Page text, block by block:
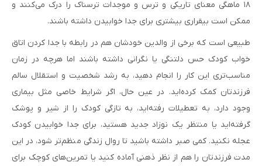
۱۸ ماهگی معنای تاریکی و ترس و موجدات ترسناک را درک می‌کنند و
ممکن است بیقراری بیشتری برای جدا خوابیدن داشته باشند.
طبیعی است که برخی از والدین خودشان هم در رابطه با جدا کردن اتاق
خواب کودک حس دلتنگی یا نگرانی داشته باشند اما هرچه در زمان
مناسب‌تری این کار را انجام دهید، به رشد شخصیت و استقلال سالم
فرزندتان کمک کرده‌اید. در عین حال، اگر شرایط خاصی مثل بیماری
وجود دارد، به تعطیلات رفته‌اید، به تازگی کودک را از شیر و پوشک
گرفته‌اید یا منتظر یک نوزاد جدید هستید، برای جدا خوابیدن کودک
عجله نکنید. کمی صبر داشته باشید تا روال زندگی منظم‌تر شود، در این
مدت فرزندتان را هم از نظر ذهنی آماده کنید یا تمرین‌های کوچک برای